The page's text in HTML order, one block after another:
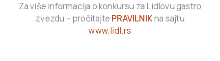
Za više informacija o konkursu za Lidlovu gastro
zvezdu – pročitajte PRAVILNIKna sajtu
www.lidl.rs